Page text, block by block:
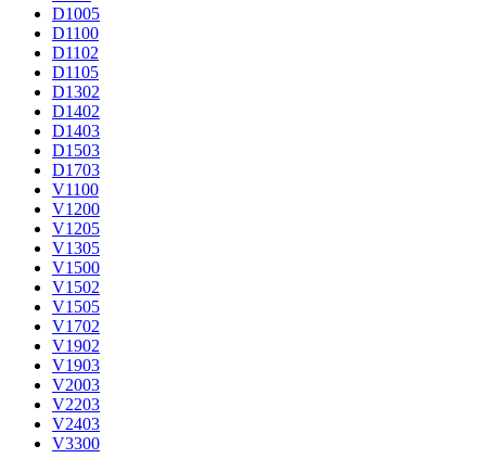
D1005
D1100
D1102
D1105
D1302
D1402
D1403
D1503
D1703
V1100
V1200
V1205
V1305
V1500
V1502
V1505
V1702
V1902
V1903
V2003
V2203
V2403
V3300